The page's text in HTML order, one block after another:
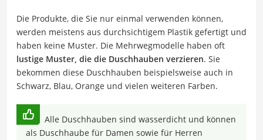
Die Produkte, die Sie nur einmal verwenden können,
werden meistens aus durchsichtigem Plastik gefertigt und
haben keine Muster. Die Mehrwegmodelle haben oft
lustige Muster, die die Duschhauben verzieren. Sie
bekommen diese Duschhauben beispielsweise auch in
Schwarz, Blau, Orange und vielen weiteren Farben.
Alle Duschhauben sind wasserdicht und können
als Duschhaube für Damen sowie für Herren